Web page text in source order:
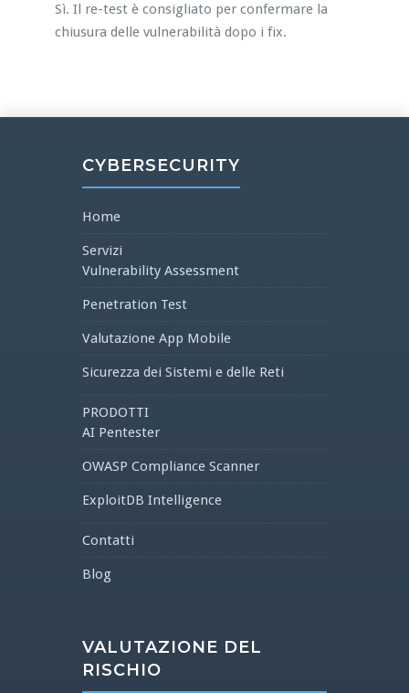
Sì. Il re-test è consigliato per confermare la
chiusura delle vulnerabilità dopo i fix.
CYBERSECURITY
Home
Servizi
Vulnerability Assessment
Penetration Test
Valutazione App Mobile
Sicurezza dei Sistemi e delle Reti
PRODOTTI
AI Pentester
OWASP Compliance Scanner
ExploitDB Intelligence
Contatti
Blog
VALUTAZIONE DEL
RISCHIO